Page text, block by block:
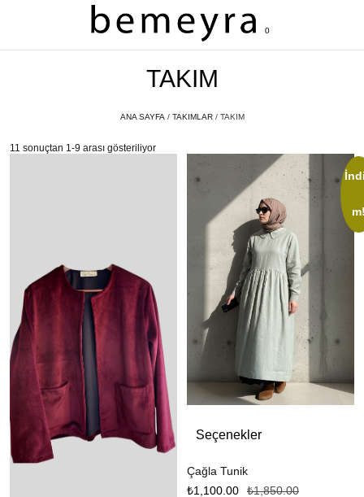
0
TAKIM
ANA SAYFA/ TAKIMLAR/ TAKIM
Seçenekler
Çağla Tunik
₺1,850.00
₺1,100.00
11 sonuçtan 1-9 arası gösteriliyor